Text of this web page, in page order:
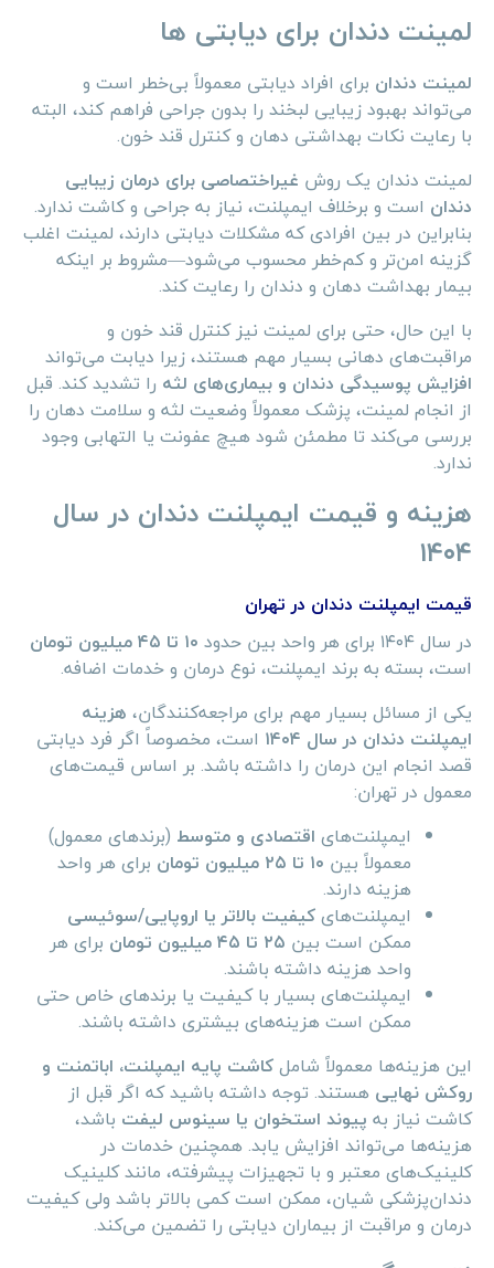
لمینت دندان برای دیابتی ها
لمینت دندان برای افراد دیابتی معمولاً بی‌خطر است و
می‌تواند بهبود زیبایی لبخند را بدون جراحی فراهم کند، البته
با رعایت نکات بهداشتی دهان و کنترل قند خون.
لمینت دندان یک روش غیراختصاصی برای درمان زیبایی
دندان است و برخلاف ایمپلنت، نیاز به جراحی و کاشت ندارد.
بنابراین در بین افرادی که مشکلات دیابتی دارند، لمینت اغلب
گزینه امن‌تر و کم‌خطر محسوب می‌شود—مشروط بر اینکه
بیمار بهداشت دهان و دندان را رعایت کند.
با این حال، حتی برای لمینت نیز کنترل قند خون و
مراقبت‌های دهانی بسیار مهم هستند، زیرا دیابت می‌تواند
افزایش پوسیدگی دندان و بیماری‌های لثه را تشدید کند. قبل
از انجام لمینت، پزشک معمولاً وضعیت لثه و سلامت دهان را
بررسی می‌کند تا مطمئن شود هیچ عفونت یا التهابی وجود
ندارد.
هزینه و قیمت ایمپلنت دندان در سال
۱۴۰۴
قیمت ایمپلنت دندان در تهران
در سال ۱۴۰۴ برای هر واحد بین حدود
۱۰ تا ۴۵ میلیون تومان
است، بسته به برند ایمپلنت، نوع درمان و خدمات اضافه.
یکی از مسائل بسیار مهم برای مراجعه‌کنندگان، هزینه
ایمپلنت دندان در سال ۱۴۰۴
است، مخصوصاً اگر فرد دیابتی
قصد انجام این درمان را داشته باشد. بر اساس قیمت‌های
معمول در تهران:
ایمپلنت‌های اقتصادی و متوسط (برندهای معمول)
معمولاً بین ۱۰ تا ۲۵ میلیون تومان
برای هر واحد
هزینه دارند.
ایمپلنت‌هایکیفیت بالاتر یا اروپایی/سوئیسی
ممکن است بین ۲۵ تا ۴۵ میلیون تومان
برای هر
واحد هزینه داشته باشند.
ایمپلنت‌های بسیار با کیفیت یا برندهای خاص حتی
ممکن است هزینه‌های بیشتری داشته باشند.
این هزینه‌ها معمولاً شاملکاشت پایه ایمپلنت، اباتمنت و
روکش نهایی هستند. توجه داشته باشید که اگر قبل از
کاشت نیاز به پیوند استخوان یا سینوس لیفت باشد،
هزینه‌ها می‌تواند افزایش یابد. همچنین خدمات در
کلینیک‌های معتبر و با تجهیزات پیشرفته، مانند کلینیک
دندان‌پزشکی شیان، ممکن است کمی بالاتر باشد ولی کیفیت
درمان و مراقبت از بیماران دیابتی را تضمین می‌کند.